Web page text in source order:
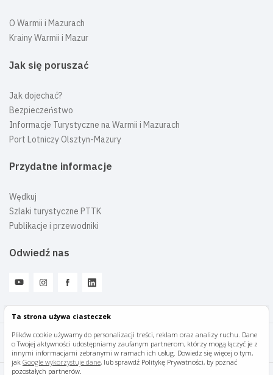
Ta strona używa ciasteczek
Plików cookie używamy do personalizacji treści, reklam oraz analizy ruchu. Dane
o Twojej aktywności udostępniamy zaufanym partnerom, którzy mogą łączyć je z
innymi informacjami zebranymi w ramach ich usług. Dowiedz się więcej o tym,
jak Google wykorzystuje dane, lub sprawdź Politykę Prywatności, by poznać
pozostałych partnerów.
O Warmii i Mazurach
Krainy Warmii i Mazur
Jak się poruszać
Jak dojechać?
Bezpieczeństwo
Informacje Turystyczne na Warmii i Mazurach
Port Lotniczy Olsztyn-Mazury
Przydatne informacje
Wędkuj
Szlaki turystyczne PTTK
Publikacje i przewodniki
Odwiedź nas
Mazury Travel © 2026